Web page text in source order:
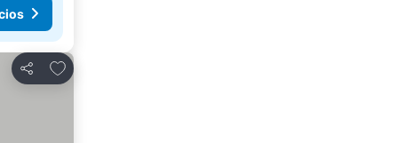
Compartir
Agregar a favoritos